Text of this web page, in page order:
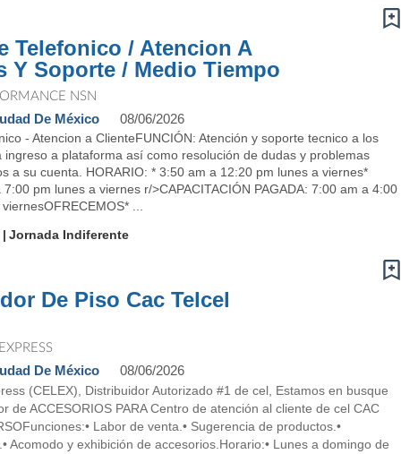
Telefonico / Atencion A
Y Soporte / Medio Tiempo
NSN
De México 08/06/2026
- Atencion a ClienteFUNCIÓN: Atención y soporte tecnico a los
ingreso a plataforma así como resolución de dudas y problemas
a su cuenta. HORARIO: * 3:50 am a 12:20 pm lunes a viernes*
7:00 pm lunes a viernes r/>CAPACITACIÓN PAGADA: 7:00 am a 4:00
...
Jornada Indiferente
De Piso Cac Telcel
De México 08/06/2026
(CELEX), Distribuidor Autorizado #1 de cel, Estamos en busque
de ACCESORIOS PARA Centro de atención al cliente de cel CAC
Labor de venta.• Sugerencia de productos.•
Acomodo y exhibición de accesorios.Horario:• Lunes a domingo de